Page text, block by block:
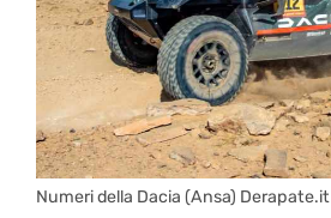
Numeri della Dacia (Ansa) Derapate.it